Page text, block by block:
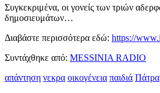
Συγκεκριμένα, οι γονείς των τριών
δημοσιευμάτων…
Διαβάστε περισσότερα εδώ: https://
Συντάχθηκε από: MESSINIA RADIO
απάντηση νεκρα οικογένεια παιδιά Πάτρα